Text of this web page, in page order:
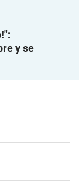
y se